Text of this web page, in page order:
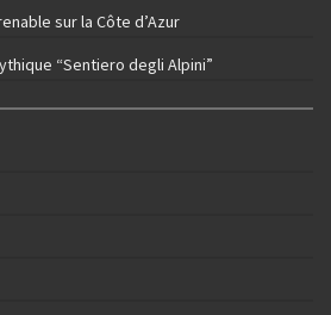
sur la Côte d’Azur
“Sentiero degli Alpini”